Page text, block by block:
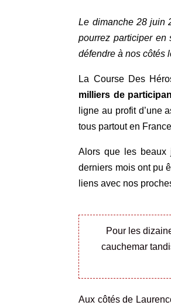
Le dimanche 28 juin
pourrez participer en
défendre à nos côtés
La Course Des
milliers de
ligne au profit d’une
tous partout en
Alors que les beaux
derniers mois ont pu
liens avec nos
Pour les
cauchemar
Aux côtés de